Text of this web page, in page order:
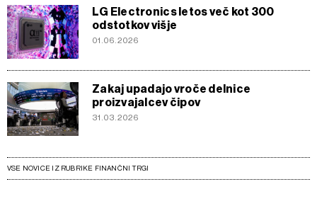
LG Electronics letos več kot 300
odstotkov višje
01.06.2026
Zakaj upadajo vroče delnice
proizvajalcev čipov
31.03.2026
VSE NOVICE IZ RUBRIKE FINANČNI TRGI